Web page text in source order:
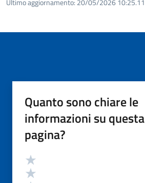
Quanto sono chiare le
informazioni su questa
pagina?
Valutazione